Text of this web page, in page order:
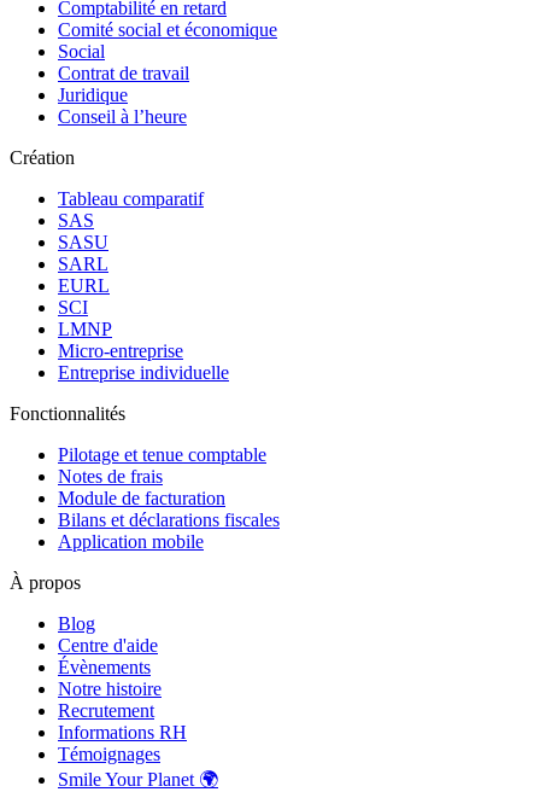
Comptabilité en retard
Comité social et économique
Social
Contrat de travail
Juridique
Conseil à l’heure
Création
Tableau comparatif
SAS
SASU
SARL
EURL
SCI
LMNP
Micro-entreprise
Entreprise individuelle
Fonctionnalités
Pilotage et tenue comptable
Notes de frais
Module de facturation
Bilans et déclarations fiscales
Application mobile
À propos
Blog
Centre d'aide
Évènements
Notre histoire
Recrutement
Informations RH
Témoignages
Smile Your Planet 🌍